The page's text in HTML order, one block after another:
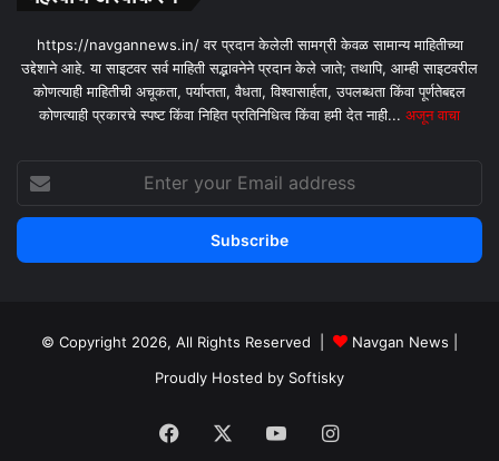
https://navgannews.in/ वर प्रदान केलेली सामग्री केवळ सामान्य माहितीच्या
उद्देशाने आहे. या साइटवर सर्व माहिती सद्भावनेने प्रदान केले जाते; तथापि, आम्ही साइटवरील
कोणत्याही माहितीची अचूकता, पर्याप्तता, वैधता, विश्वासार्हता, उपलब्धता किंवा पूर्णतेबद्दल
कोणत्याही प्रकारचे स्पष्ट किंवा निहित प्रतिनिधित्व किंवा हमी देत ​​नाही... अजून वाचा
your
Email
© Copyright 2026, All Rights Reserved | Navgan News
Proudly Hosted by Softisky
Facebook YouTubeInstagram